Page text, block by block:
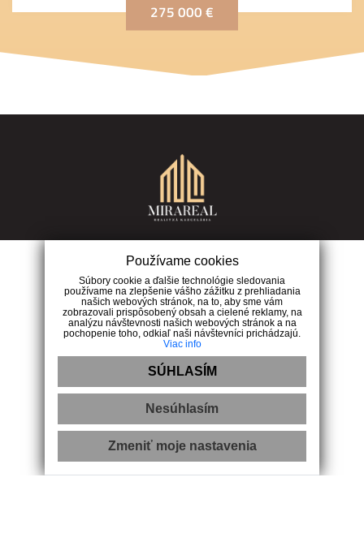
275 000 €
0909 111 611
Navigácia
Úvod
Služby
Blog
Ponuka nehnuteľností
Referencie
Kontakt
Kontakt
Používame cookies
Súbory cookie a ďalšie technológie sledovania
používame na zlepšenie vášho zážitku z prehliadania
našich webových stránok, na to, aby sme vám
zobrazovali prispôsobený obsah a cielené reklamy, na
analýzu návštevnosti našich webových stránok a na
pochopenie toho, odkiaľ naši návštevníci prichádzajú.
Viac info
SÚHLASÍM
Nesúhlasím
Zmeniť moje nastavenia